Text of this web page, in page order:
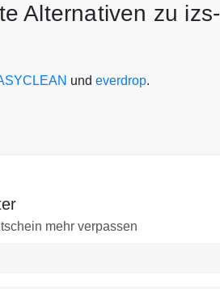
Alternativen zu izs-
und everdrop.
mehr verpassen